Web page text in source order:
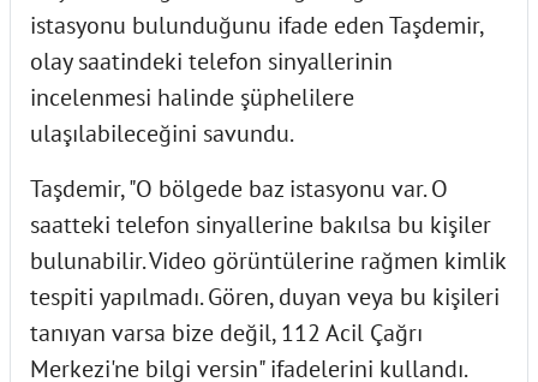
istasyonu bulunduğunu ifade eden Taşdemir,
olay saatindeki telefon sinyallerinin
incelenmesi halinde şüphelilere
ulaşılabileceğini savundu.
Taşdemir, "O bölgede baz istasyonu var. O
saatteki telefon sinyallerine bakılsa bu kişiler
bulunabilir. Video görüntülerine rağmen kimlik
tespiti yapılmadı. Gören, duyan veya bu kişileri
tanıyan varsa bize değil, 112 Acil Çağrı
Merkezi'ne bilgi versin" ifadelerini kullandı.